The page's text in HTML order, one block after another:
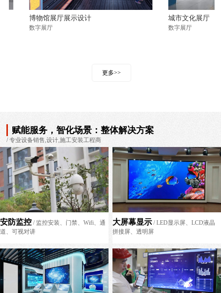
博物馆展厅展示设计
数字展厅
城市文化展厅
数字展厅
更多>>
赋能服务，智化场景：整体解决方案
/ 专业设备销售,设计,施工安装工程商
安防监控 / 监控安装、门禁、Wifi、通
道、可视对讲
大屏幕显示 / LED显示屏、LCD液晶
拼接屏、透明屏